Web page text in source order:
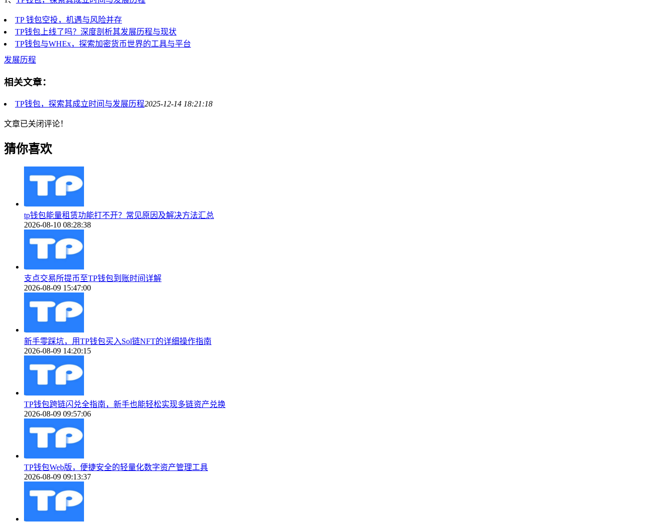
TP 钱包空投，机遇与风险并存
TP钱包上线了吗？深度剖析其发展历程与现状
TP钱包与WHEx，探索加密货币世界的工具与平台
发展历程
相关文章：
TP钱包，探索其成立时间与发展历程2025-12-14 18:21:18
文章已关闭评论！
猜你喜欢
tp钱包能量租赁功能打不开？常见原因及解决方法汇总
2026-08-10 08:28:38
支点交易所提币至TP钱包到账时间详解
2026-08-09 15:47:00
新手零踩坑，用TP钱包买入Sol链NFT的详细操作指南
2026-08-09 14:20:15
TP钱包跨链闪兑全指南，新手也能轻松实现多链资产兑换
2026-08-09 09:57:06
TP钱包Web版，便捷安全的轻量化数字资产管理工具
2026-08-09 09:13:37